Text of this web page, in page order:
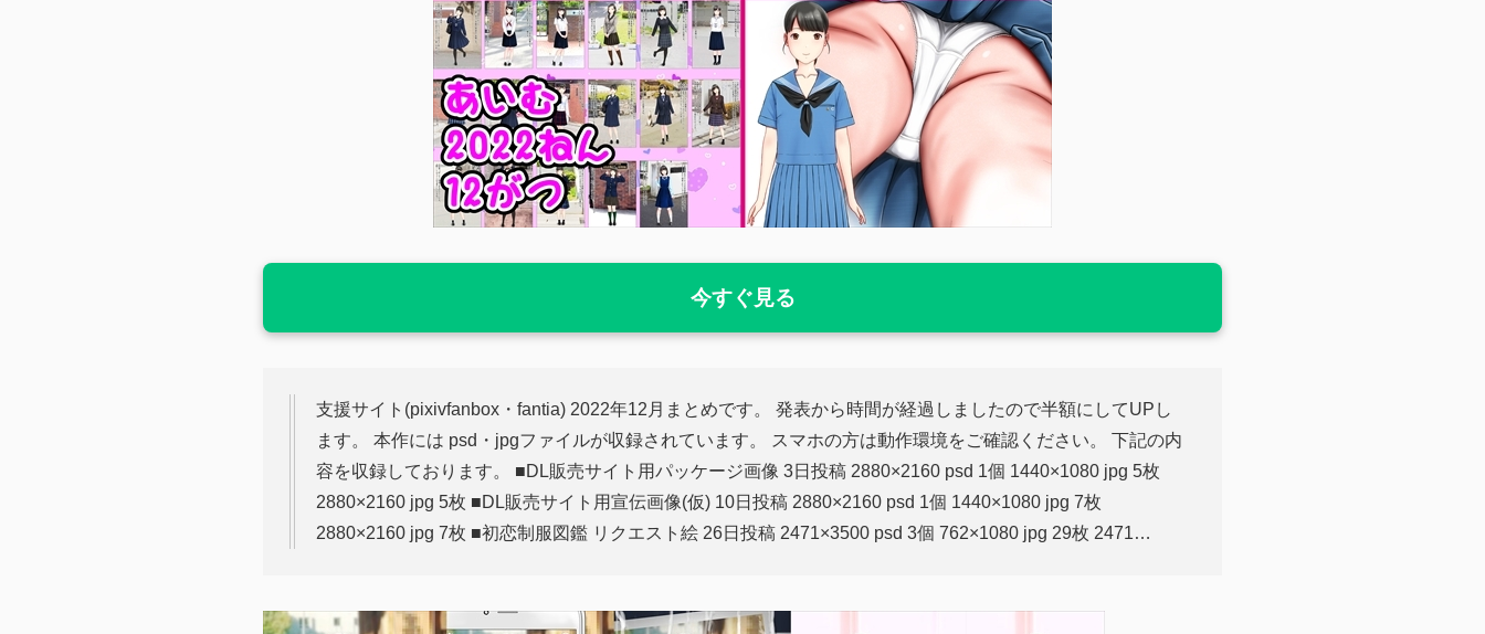
今すぐ見る
支援サイト(pixivfanbox・fantia) 2022年12月まとめです。 発表から時間が経過しましたので半額にしてUPし
ます。 本作には psd・jpgファイルが収録されています。 スマホの方は動作環境をご確認ください。 下記の内
容を収録しております。 ■DL販売サイト用パッケージ画像 3日投稿 2880×2160 psd 1個 1440×1080 jpg 5枚
2880×2160 jpg 5枚 ■DL販売サイト用宣伝画像(仮) 10日投稿 2880×2160 psd 1個 1440×1080 jpg 7枚
2880×2160 jpg 7枚 ■初恋制服図鑑 リクエスト絵 26日投稿 2471×3500 psd 3個 762×1080 jpg 29枚 2471…